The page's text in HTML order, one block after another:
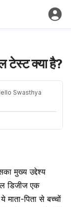
क्या है?
Swasthya
मुख्य उद्देश्य
डिजीज एक
ये माता-पिता से बच्चों